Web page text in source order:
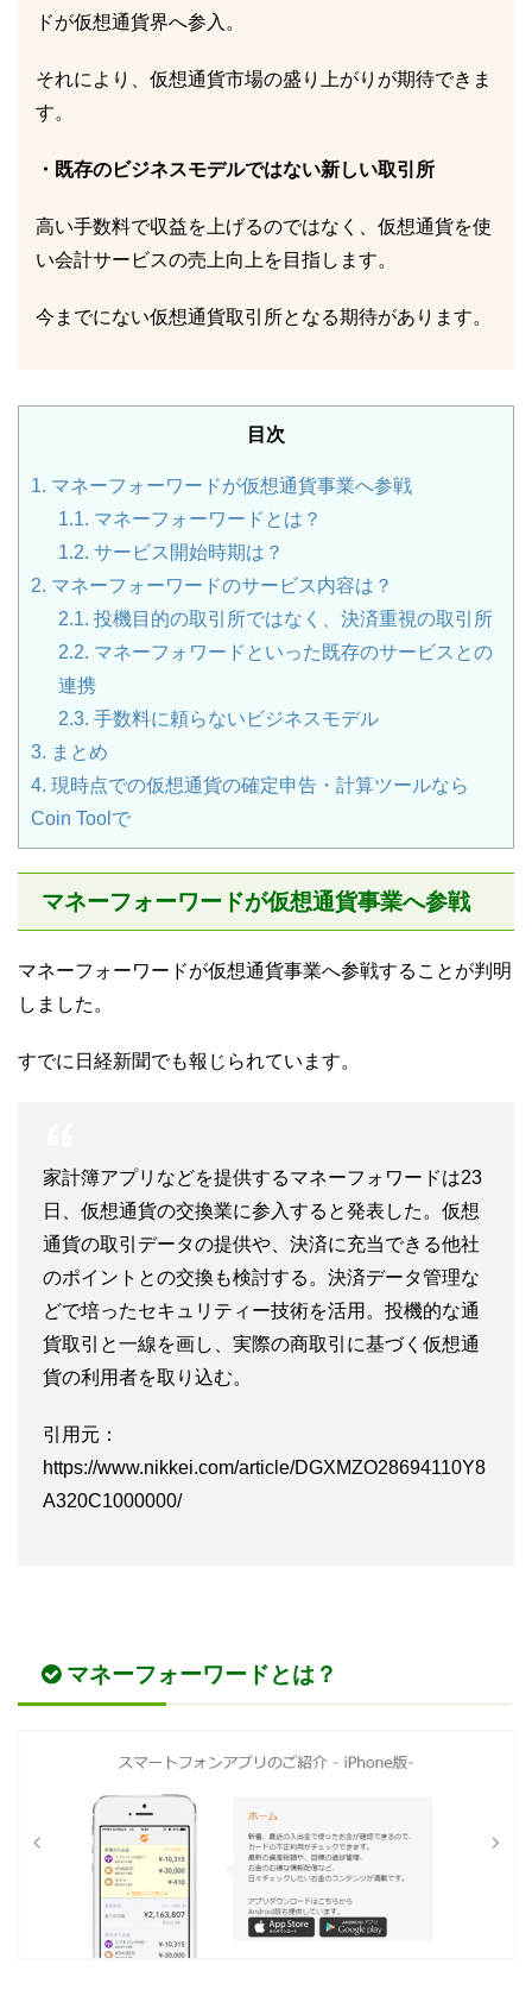
ドが仮想通貨界へ参入。
それにより、仮想通貨市場の盛り上がりが期待できま
す。
・既存のビジネスモデルではない新しい取引所
高い手数料で収益を上げるのではなく、仮想通貨を使
い会計サービスの売上向上を目指します。
今までにない仮想通貨取引所となる期待があります。
目次
1. マネーフォーワードが仮想通貨事業へ参戦
1.1. マネーフォーワードとは？
1.2. サービス開始時期は？
2. マネーフォーワードのサービス内容は？
2.1. 投機目的の取引所ではなく、決済重視の取引所
2.2. マネーフォワードといった既存のサービスとの
連携
2.3. 手数料に頼らないビジネスモデル
3. まとめ
4. 現時点での仮想通貨の確定申告・計算ツールなら
Coin Toolで
マネーフォーワードが仮想通貨事業へ参戦
マネーフォーワードが仮想通貨事業へ参戦することが判明
しました。
すでに日経新聞でも報じられています。
家計簿アプリなどを提供するマネーフォワードは23
日、仮想通貨の交換業に参入すると発表した。仮想
通貨の取引データの提供や、決済に充当できる他社
のポイントとの交換も検討する。決済データ管理な
どで培ったセキュリティー技術を活用。投機的な通
貨取引と一線を画し、実際の商取引に基づく仮想通
貨の利用者を取り込む。
引用元：
https://www.nikkei.com/article/DGXMZO28694110Y8
A320C1000000/
マネーフォーワードとは？